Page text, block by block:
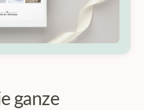
ganze